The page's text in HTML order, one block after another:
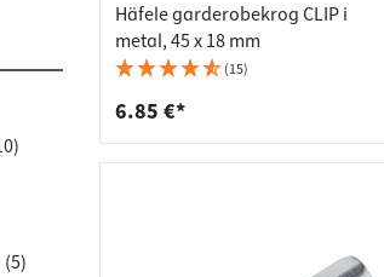
sorte
Häfele garderobekrog CLIP i
metal, 45 x 18 mm
(15)
6.85 €*